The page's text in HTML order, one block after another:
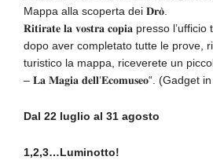
Mappa alla scoperta dei 𝐃𝐫𝐨̀.
𝐑𝐢𝐭𝐢𝐫𝐚𝐭𝐞 𝐥𝐚 𝐯𝐨𝐬𝐭𝐫𝐚 𝐜𝐨𝐩𝐢𝐚 presso l’ufficio
dopo aver completato tutte le prove,
turistico la mappa, riceverete un
– 𝐋𝐚 𝐌𝐚𝐠𝐢𝐚 𝐝𝐞𝐥𝐥‘𝐄𝐜𝐨𝐦𝐮𝐬𝐞𝐨“. (Gadget
Dal 22 luglio al 31 agosto
1,2,3…Luminotto!